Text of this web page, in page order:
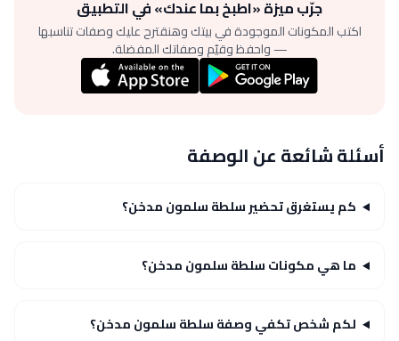
جرّب ميزة «اطبخ بما عندك» في التطبيق
اكتب المكونات الموجودة في بيتك وهنقترح عليك وصفات تناسبها
— واحفظ وقيّم وصفاتك المفضلة.
أسئلة شائعة عن الوصفة
كم يستغرق تحضير سلطة سلمون مدخن؟
ما هي مكونات سلطة سلمون مدخن؟
لكم شخص تكفي وصفة سلطة سلمون مدخن؟